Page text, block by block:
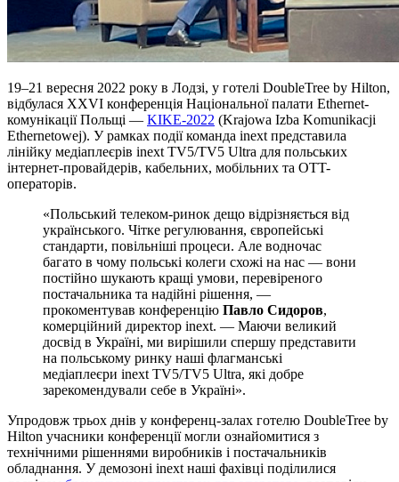
19–21 вересня 2022 року в Лодзі, у готелі DoubleTree by Hilton,
відбулася XXVI конференція Національної палати Ethernet-
комунікації Польщі — KIKE-2022 (Krajowa Izba Komunikacji
Ethernetowej). У рамках події команда inext представила
лінійку медіаплеєрів inext TV5/TV5 Ultra для польських
інтернет-провайдерів, кабельних, мобільних та OTT-
операторів.
«Польський телеком-ринок дещо відрізняється від
українського. Чітке регулювання, європейські
стандарти, повільніші процеси. Але водночас
багато в чому польські колеги схожі на нас — вони
постійно шукають кращі умови, перевіреного
постачальника та надійні рішення, —
прокоментував конференцію Павло Сидоров,
комерційний директор inext. — Маючи великий
досвід в Україні, ми вирішили спершу представити
на польському ринку наші флагманські
медіаплеєри inext TV5/TV5 Ultra, які добре
зарекомендували себе в Україні».
Упродовж трьох днів у конференц-залах готелю DoubleTree by
Hilton учасники конференції могли ознайомитися з
технічними рішеннями виробників і постачальників
обладнання. У демозоні inext наші фахівці поділилися